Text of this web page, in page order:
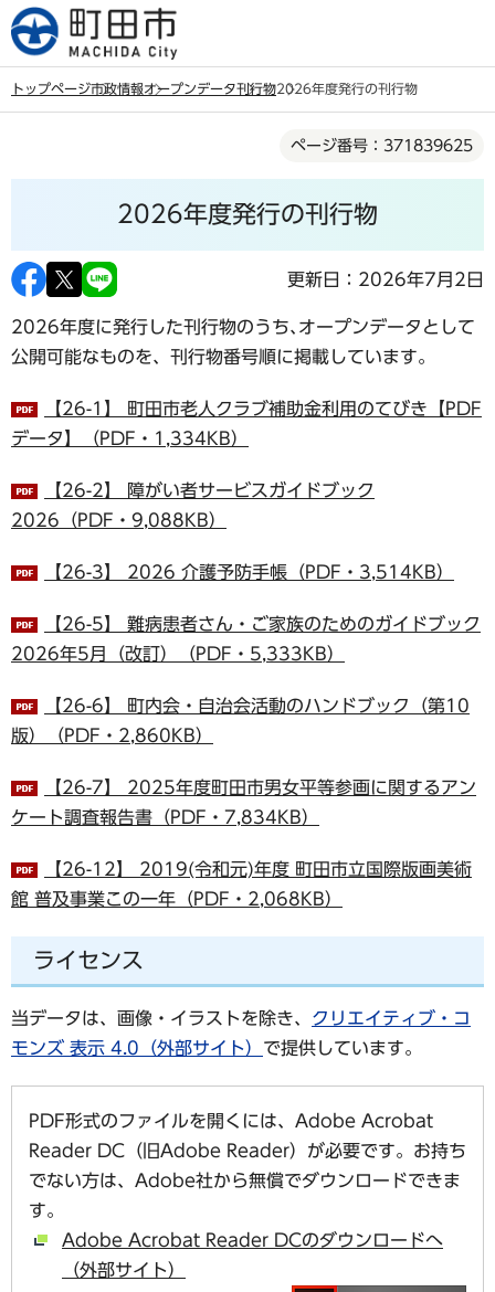
こ
の
す
トップページ市政情報オープンデータ刊行物2026年度発行の刊行物
ら
ページ番号：371839625
2026年度発行の刊行物
更新日：2026年7月2日
2026年度に発行した刊行物のうち､オープンデータとして
公開可能なものを、刊行物番号順に掲載しています。
【26-1】 町田市老人クラブ補助金利用のてびき【PDF
データ】（PDF・1,334KB）
【26-2】 障がい者サービスガイドブック
2026（PDF・9,088KB）
【26-3】 2026 介護予防手帳（PDF・3,514KB）
【26-5】 難病患者さん・ご家族のためのガイドブック
2026年5月（改訂）（PDF・5,333KB）
【26-6】 町内会・自治会活動のハンドブック（第10
版）（PDF・2,860KB）
【26-7】 2025年度町田市男女平等参画に関するアン
ケート調査報告書（PDF・7,834KB）
【26-12】 2019(令和元)年度 町田市立国際版画美術
館 普及事業この一年（PDF・2,068KB）
ライセンス
当データは、画像・イラストを除き、 クリエイティブ・コ
モンズ 表示 4.0（外部サイト） で提供しています。
PDF形式のファイルを開くには、Adobe Acrobat
Reader DC（旧Adobe Reader）が必要です。お持ち
でない方は、Adobe社から無償でダウンロードできま
す。
Adobe Acrobat Reader DCのダウンロードへ
（外部サイト）